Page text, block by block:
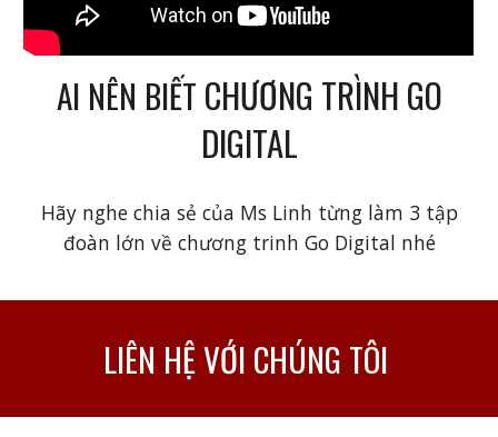
AI NÊN BIẾT CHƯƠNG TRÌNH GO
DIGITAL
Hãy nghe chia sẻ của Ms Linh từng làm 3 tập
đoàn lớn về chương trinh Go Digital nhé
LIÊN HỆ VỚI CHÚNG TÔI